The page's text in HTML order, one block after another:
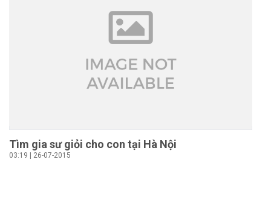
lượng, hàng giả, hàng nhái nhưng lại được quảng cáo quá mức
Tìm gia sư giỏi cho con tại Hà Nội
03:19 | 26-07-2015